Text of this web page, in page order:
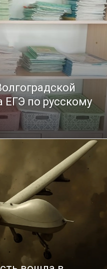
ЕГЭ по русскому